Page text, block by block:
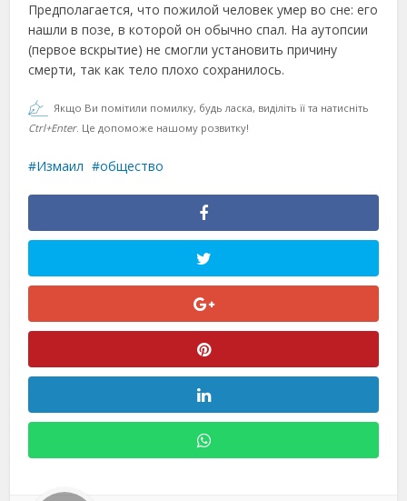
Предполагается, что пожилой человек умер во сне: его
нашли в позе, в которой он обычно спал. На аутопсии
(первое вскрытие) не смогли установить причину
смерти, так как тело плохо сохранилось.
Якщо Ви помітили помилку, будь ласка, виділіть її та натисніть
Ctrl+Enter. Це допоможе нашому розвитку!
Измаил общество